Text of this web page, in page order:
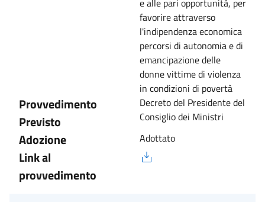
e alle pari opportunità, per
favorire attraverso
l'indipendenza economica
percorsi di autonomia e di
emancipazione delle
donne vittime di violenza
in condizioni di povertà
Provvedimento
Previsto
Decreto del Presidente del
Consiglio dei Ministri
Adozione Adottato
Link al
provvedimento